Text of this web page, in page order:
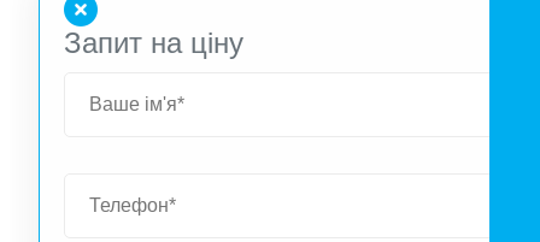
Запит на ціну